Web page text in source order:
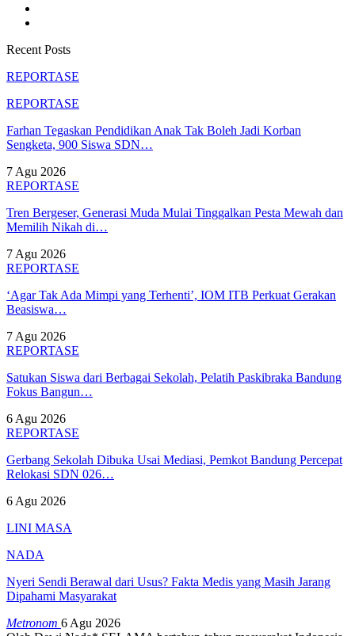
Recent Posts
REPORTASE
REPORTASE
Farhan Tegaskan Pendidikan Anak Tak Boleh Jadi Korban
Sengketa, 900 Siswa SDN…
7 Agu 2026
REPORTASE
Tren Bergeser, Generasi Muda Mulai Tinggalkan Pesta Mewah dan
Memilih Nikah di…
7 Agu 2026
REPORTASE
‘Agar Tak Ada Mimpi yang Terhenti’, IOM ITB Perkuat Gerakan
Beasiswa…
7 Agu 2026
REPORTASE
Satukan Siswa dari Berbagai Sekolah, Pelatih Paskibraka Bandung
Fokus Bangun…
6 Agu 2026
REPORTASE
Gerbang Sekolah Dibuka Usai Mediasi, Pemkot Bandung Percepat
Relokasi SDN 026…
6 Agu 2026
LINI MASA
NADA
Nyeri Sendi Berawal dari Usus? Fakta Medis yang Masih Jarang
Dipahami Masyarakat
Metronom 6 Agu 2026